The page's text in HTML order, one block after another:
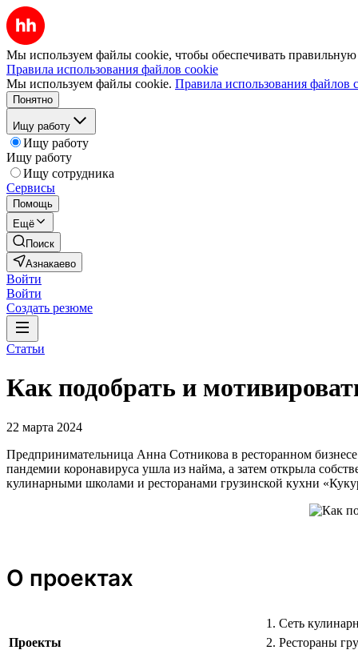
Мы используем файлы cookie, чтобы обеспечивать правильную
Правила использования файлов cookie
Мы используем файлы cookie. Правила использования файлов
Понятно
Ищу работу
Ищу работу
Ищу работу
Ищу сотрудника
Сервисы
Помощь
Ещё
Поиск
Азнакаево
Войти
Войти
Создать резюме
Статьи
Как подобрать и
22 марта 2024
Предпринимательница Анна Сотникова в ресторанном
пандемии коронавируса ушла из найма, а затем открыла
кулинарными школами и ресторанами грузинской кухни
О проектах
Проекты
1. Сеть
2. Рестораны